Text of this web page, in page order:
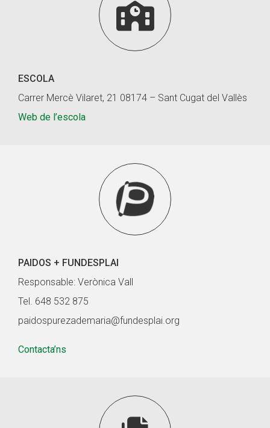

ESCOLA
Carrer Mercè Vilaret, 21 08174 – Sant Cugat del Vallès
Web de l’escola
PAIDOS + FUNDESPLAI
Responsable: Verònica Vall
Tel. 648 532 875
paidospurezademaria@fundesplai.org
Contacta’ns